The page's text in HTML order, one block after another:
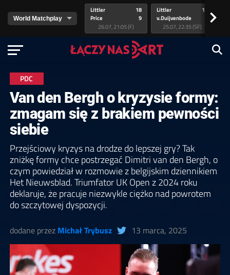
Littler
Price
18
9
26.07, 21:05 (F)
Littler
v.Duijvenbode
17
25.07, 22:35 (SF)
>
PDC
Van den Bergh o kryzysie formy:
zmagam się z brakiem pewności
siebie
Przejściowy kryzys na drodze do lepszej gry? Tak
zniżkę formy chce postrzegać Dimitri van den Bergh, o
czym powiedział w rozmowie z belgijskim dziennikiem
Het Nieuwsblad. Triumfator UK Open z 2024 roku
deklaruje, że pracuje niezwykle ciężko nad powrotem
do szczytowej dyspozycji.
dodane przez Michał Trybusz 13 marca, 2025